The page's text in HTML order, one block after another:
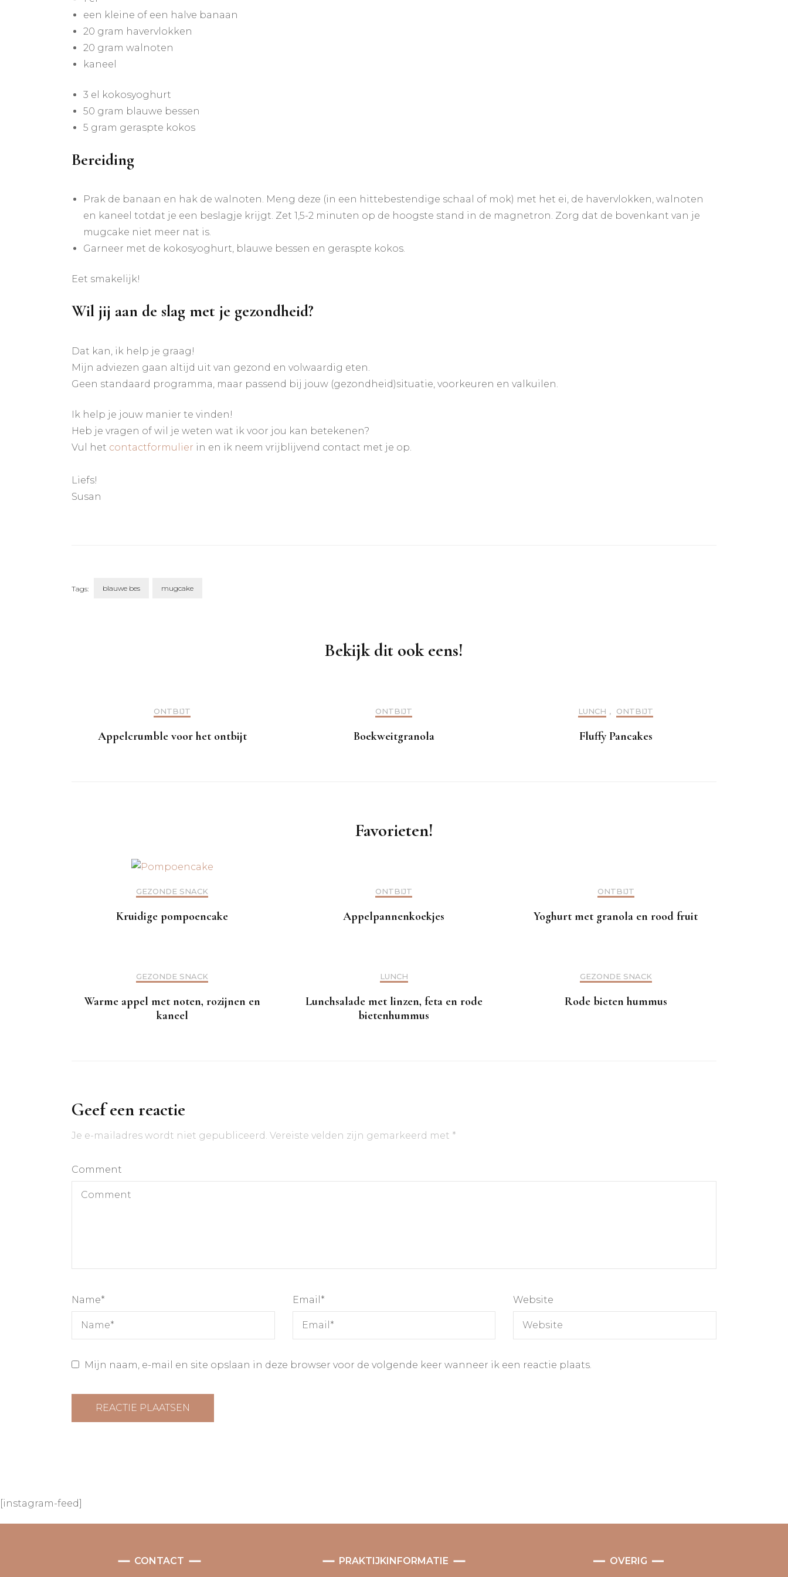
een kleine of een halve banaan
20 gram havervlokken
20 gram walnoten
kaneel
3 el kokosyoghurt
50 gram blauwe bessen
5 gram geraspte kokos
Bereiding
Prak de banaan en hak de walnoten. Meng deze (in een hittebestendige schaal of mok) met het ei, de havervlokken, walnoten
en kaneel totdat je een beslagje krijgt. Zet 1,5-2 minuten op de hoogste stand in de magnetron. Zorg dat de bovenkant van je
mugcake niet meer nat is.
Garneer met de kokosyoghurt, blauwe bessen en geraspte kokos.
Eet smakelijk!
Wil jij aan de slag met je gezondheid?
Dat kan, ik help je graag!
Mijn adviezen gaan altijd uit van gezond en volwaardig eten.
Geen standaard programma, maar passend bij jouw (gezondheid)situatie, voorkeuren en valkuilen.
Ik help je jouw manier te vinden!
Heb je vragen of wil je weten wat ik voor jou kan betekenen?
Vul het contactformulier in en ik neem vrijblijvend contact met je op.
Liefs!
Susan
Tags: blauwe bes mugcake
Bekijk dit ook eens!
ONTBIJT
Appelcrumble voor het ontbijt
ONTBIJT
Boekweitgranola
LUNCH , ONTBIJT
Fluffy Pancakes
Favorieten!
GEZONDE SNACK
Kruidige pompoencake
ONTBIJT
Appelpannenkoekjes
ONTBIJT
Yoghurt met granola en rood fruit
GEZONDE SNACK
Warme appel met noten, rozijnen en
kaneel
LUNCH
Lunchsalade met linzen, feta en rode
bietenhummus
GEZONDE SNACK
Rode bieten hummus
Geef een reactie
Je e-mailadres wordt niet gepubliceerd. Vereiste velden zijn gemarkeerd met *
Comment
Name* Email * Website
Mijn naam, e-mail en site opslaan in deze browser voor de volgende keer wanneer ik een reactie plaats.
[instagram-feed]
CONTACT PRAKTIJKINFORMATIE OVERIG